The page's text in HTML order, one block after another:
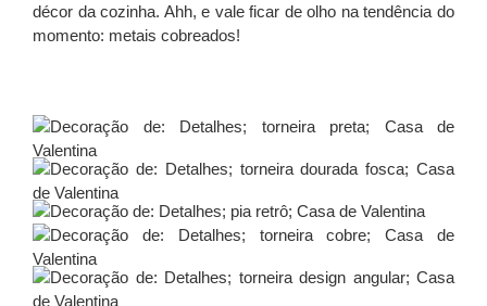
décor da cozinha. Ahh, e vale ficar de olho na tendência do
momento: metais cobreados!